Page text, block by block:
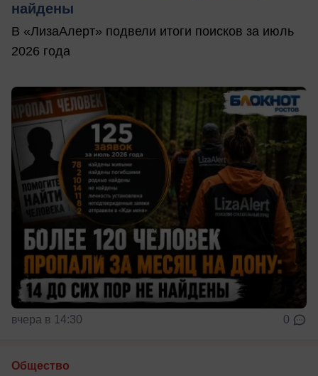
найдены
В «ЛизаАлерт» подвели итоги поисков за июль
2026 года
вчера в 14:30 0
Общество